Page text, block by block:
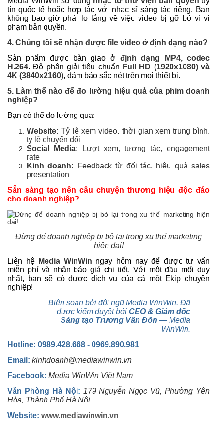
tín quốc tế hoặc hợp tác với nhạc sĩ sáng tác riêng. Bạn
không bao giờ phải lo lắng về việc video bị gỡ bỏ vì vi
phạm bản quyền.
4. Chúng tôi sẽ nhận được file video ở định dạng nào?
Sản phẩm được bàn giao ở định dạng MP4, codec
H.264. Độ phân giải tiêu chuẩn Full HD (1920x1080) và
4K (3840x2160), đảm bảo sắc nét trên mọi thiết bị.
5. Làm thế nào để đo lường hiệu quả của phim doanh
nghiệp?
Bạn có thể đo lường qua:
Website: Tỷ lệ xem video, thời gian xem trung bình,
tỷ lệ chuyển đổi
Social Media: Lượt xem, tương tác, engagement
rate
Kinh doanh: Feedback từ đối tác, hiệu quả sales
presentation
Sẵn sàng tạo nên câu chuyện thương hiệu độc đáo
cho doanh nghiệp?
Đừng để doanh nghiệp bị bỏ lại trong xu thế marketing
hiện đại!
Liên hệ Media WinWin ngay hôm nay để được tư vấn
miễn phí và nhận báo giá chi tiết. Với một đầu mối duy
nhất, bạn sẽ có được dịch vụ của cả một Ekip chuyên
nghiệp!
Biên soạn bởi đội ngũ Media WinWin. Đã
được kiểm duyệt bởi CEO & Giám đốc
Sáng tạo Trương Văn Đôn — Media
WinWin.
Hotline: 0989.428.668 - 0969.890.981
Email: kinhdoanh@mediawinwin.vn
Facebook: Media WinWin Việt Nam
Văn Phòng Hà Nội: 179 Nguyễn Ngọc Vũ, Phường Yên
Hòa, Thành Phố Hà Nội
Website: www.mediawinwin.vn